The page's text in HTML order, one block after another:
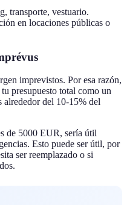
transporte, vestuario.
en locaciones públicas o
imprevistos. Por esa razón,
presupuesto total como un
alrededor del 10-15% del
de 5000 EUR, sería útil
Esto puede ser útil, por
ser reemplazado o si